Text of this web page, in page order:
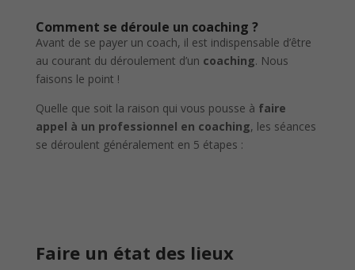
Comment se déroule un coaching ?
Avant de se payer un coach, il est indispensable d’être
au courant du déroulement d’un coaching. Nous
faisons le point !
Quelle que soit la raison qui vous pousse à faire
appel à un professionnel en coaching, les séances
se déroulent généralement en 5 étapes :
Faire un état des lieux